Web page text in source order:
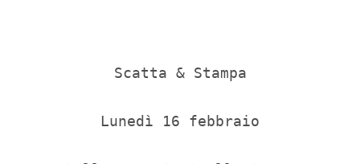
Scatta & Stampa
Lunedì 16 febbraio